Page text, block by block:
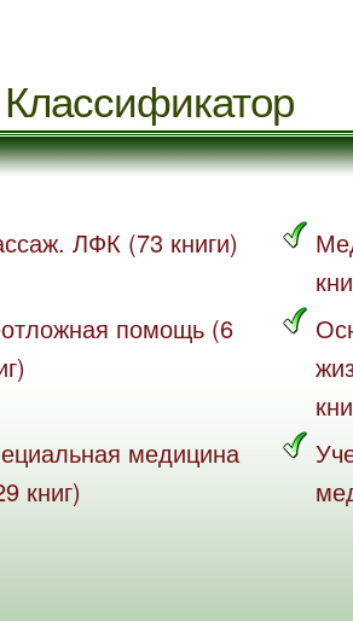
Классификатор
ЛФК (73 книги)
помощь (6
медицина
книг)